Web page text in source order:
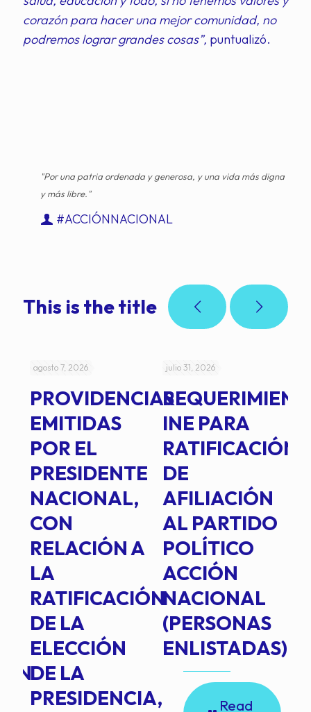
corazón para hacer una mejor comunidad, no
podremos lograr grandes cosas”, puntualizó.
"Por una patria ordenada y generosa, y una vida más digna
y más libre."
#ACCIÓNNACIONAL
This is the title
agosto 7, 2026
PROVIDENCIAS
EMITIDAS
POR EL
PRESIDENTE
NACIONAL,
CON
RELACIÓN A
LA
RATIFICACIÓN
DE LA
ELECCIÓN
DE LA
PRESIDENCIA,
julio 31, 2026
INE PARA
RATIFICACIÓN
DE
AFILIACIÓN
AL PARTIDO
POLÍTICO
ACCIÓN
NACIONAL
(PERSONAS
ENLISTADAS)
Read